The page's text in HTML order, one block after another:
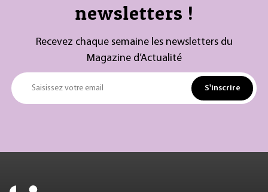
newsletters !
Recevez chaque semaine les newsletters du
Magazine d’Actualité
Saisissez votre email S'inscrire